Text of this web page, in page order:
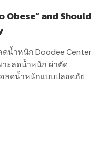
Obese” and Should
ดน้ำหนัก Doodee Center
าะลดน้ำหนัก ผ่าตัด
อลดน้ำหนักแบบปลอดภัย